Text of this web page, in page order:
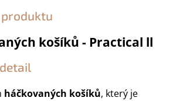
košíků - Practical ll
háčkovaných košíků, který je